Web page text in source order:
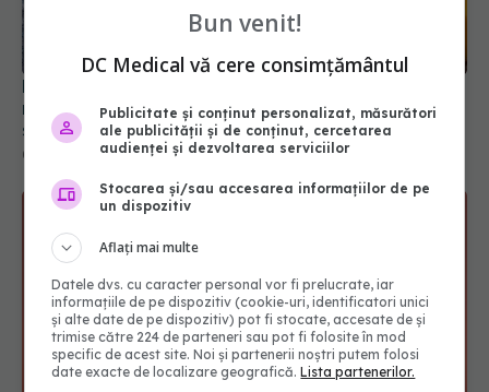
Rolul vitaminei D în sănătatea oaselor și
menținerea nivelului de energie. Cele mai bune
surse alimentare și nu numai
08 noi 2024, 16:02
Bun venit!
DC Medical vă cere consimțământul
Publicitate și conținut personalizat, măsurători
ale publicității și de conținut, cercetarea
audienței și dezvoltarea serviciilor
Stocarea și/sau accesarea informațiilor de pe
un dispozitiv
Aflați mai multe
Datele dvs. cu caracter personal vor fi prelucrate, iar
informațiile de pe dispozitiv (cookie-uri, identificatori unici
și alte date de pe dispozitiv) pot fi stocate, accesate de și
trimise către 224 de parteneri sau pot fi folosite în mod
specific de acest site. Noi și partenerii noștri putem folosi
date exacte de localizare geografică.Lista partenerilor.